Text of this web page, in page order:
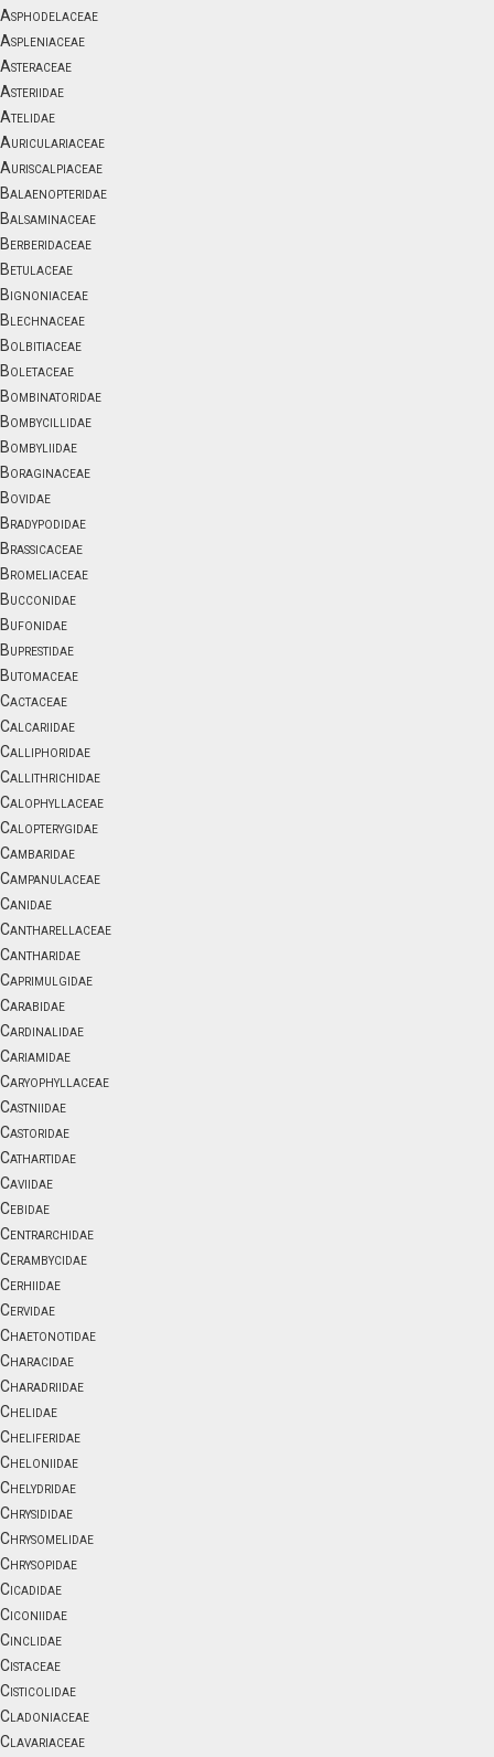
Asphodelaceae
Aspleniaceae
Asteraceae
Asteriidae
Atelidae
Auriculariaceae
Auriscalpiaceae
Balaenopteridae
Balsaminaceae
Berberidaceae
Betulaceae
Bignoniaceae
Blechnaceae
Bolbitiaceae
Boletaceae
Bombinatoridae
Bombycillidae
Bombyliidae
Boraginaceae
Bovidae
Bradypodidae
Brassicaceae
Bromeliaceae
Bucconidae
Bufonidae
Buprestidae
Butomaceae
Cactaceae
Calcariidae
Calliphoridae
Callithrichidae
Calophyllaceae
Calopterygidae
Cambaridae
Campanulaceae
Canidae
Cantharellaceae
Cantharidae
Caprimulgidae
Carabidae
Cardinalidae
Cariamidae
Caryophyllaceae
Castniidae
Castoridae
Cathartidae
Caviidae
Cebidae
Centrarchidae
Cerambycidae
Cerhiidae
Cervidae
Chaetonotidae
Characidae
Charadriidae
Chelidae
Cheliferidae
Cheloniidae
Chelydridae
Chrysididae
Chrysomelidae
Chrysopidae
Cicadidae
Ciconiidae
Cinclidae
Cistaceae
Cisticolidae
Cladoniaceae
Clavariaceae